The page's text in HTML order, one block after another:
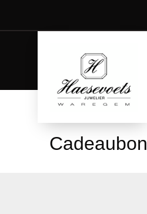
Cadeaubon